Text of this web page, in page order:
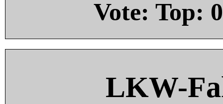
Vote: Top: 0
LKW-